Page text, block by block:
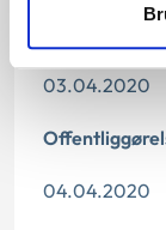
03.04.2020
04.04.2020